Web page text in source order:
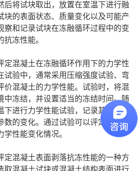
后将试块取出，放置在室温下进行融
块的表面状态、质量变化以及可能产
察和记录试块在冻融循环过程中的变
冻性能。
定混凝土在冻融循环作用下的力学性
试验中，通常采用压缩强度试验、弯
价混凝土的力学性能。试验时，将混
中冻结，并设置适当的冻结时间。随
下进行力学性能试验，记录其压缩强
数的变化。通过试验可以评定混凝土
性能变化情况。
定混凝土表面剥落抗冻性能的一种方
取混凝土试块或混凝土结构表面进行